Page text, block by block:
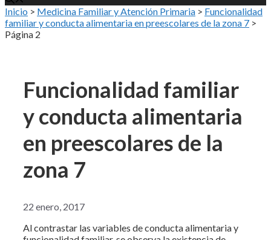
Inicio > Medicina Familiar y Atención Primaria > Funcionalidad
familiar y conducta alimentaria en preescolares de la zona 7 >
Página 2
Funcionalidad familiar
y conducta alimentaria
en preescolares de la
zona 7
22 enero, 2017
Al contrastar las variables de conducta alimentaria y